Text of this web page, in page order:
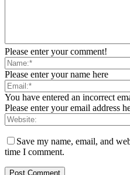
Please enter your comment!
Please enter your name here
You have entered an incorrect
Please enter your email address
Save my name, email, and
time I comment.